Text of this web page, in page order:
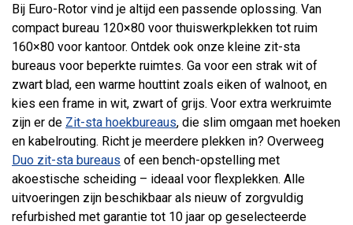
Bij Euro-Rotor vind je altijd een passende oplossing. Van
compact bureau 120×80 voor thuiswerkplekken tot ruim
160×80 voor kantoor. Ontdek ook onze kleine zit-sta
bureaus voor beperkte ruimtes. Ga voor een strak wit of
zwart blad, een warme houttint zoals eiken of walnoot, en
kies een frame in wit, zwart of grijs. Voor extra werkruimte
zijn er de Zit-sta hoekbureaus, die slim omgaan met hoeken
en kabelrouting. Richt je meerdere plekken in? Overweeg
Duo zit-sta bureaus of een bench-opstelling met
akoestische scheiding – ideaal voor flexplekken. Alle
uitvoeringen zijn beschikbaar als nieuw of zorgvuldig
refurbished met garantie tot 10 jaar op geselecteerde